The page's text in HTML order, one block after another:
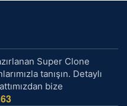
Super Clone
tanışın. Detaylı
bize